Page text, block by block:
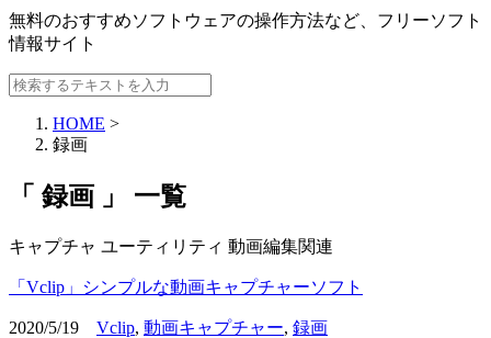
無料のおすすめソフトウェアの操作方法など、 フリーソフト
情報サイト
HOME >
録画
「 録画 」 一覧
キャプチャ ユーティリティ 動画編集関連
「Vclip」シンプルな動画キャプチャーソフト
2020/5/19 Vclip, 動画キャプチャー, 録画